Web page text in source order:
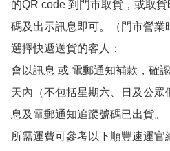
的QR code 到門市取貨，或取
碼及出示訊息即可。（門市營業
選擇快遞送貨的客人：
會以訊息 或 電郵通知補款，確
天內（不包括星期六、日及公
息及電郵通知追蹤號碼已出貨。
所需運費可參考以下順豐速運官